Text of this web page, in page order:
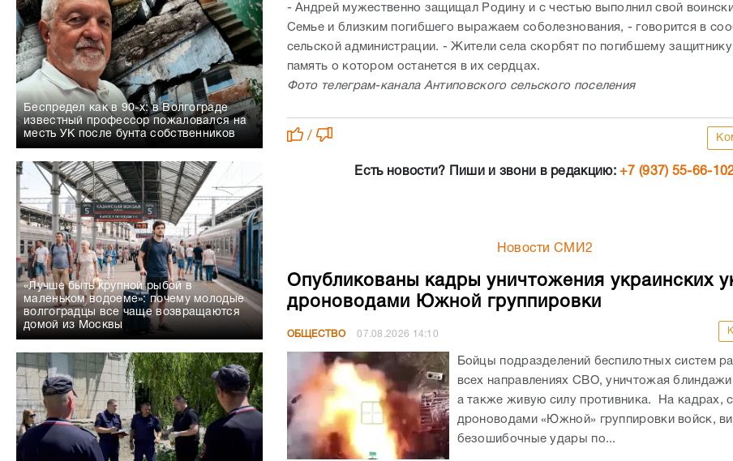
Беспредел как в 90-х: в Волгограде
известный профессор пожаловался на
месть УК после бунта собственников
«Лучше быть крупной рыбой в
маленьком водоеме»: почему молодые
волгоградцы все чаще возвращаются
домой из Москвы
- Андрей мужественно защищал Родину и с честью выполнил свой
Семье и близким погибшего выражаем соболезнования, - говорится в
сельской администрации. - Жители села скорбят по погибшему защитнику
память о котором останется в их сердцах.
Фото телеграм-канала Антиповского сельского поселения
/
Есть новости? Пиши и звони в редакцию:+7 (937) 55-66-
Новости СМИ2
Опубликованы кадры уничтожения украинских
дроноводами Южной группировки
ОБЩЕСТВО 07.08.2026 14:10
Бойцы подразделений беспилотных систем
всех направлениях СВО, уничтожая
а также живую силу противника. На кадрах,
дроноводами «Южной» группировки войск,
безошибочные удары по...